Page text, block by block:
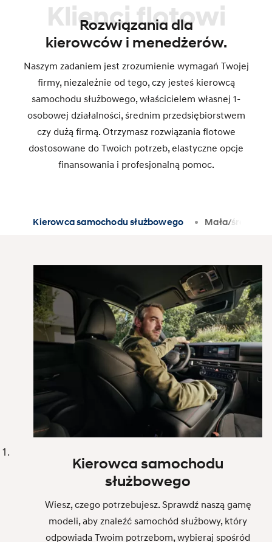
Klienci flotowi
Rozwiązania dla
kierowców i menedżerów.
Naszym zadaniem jest zrozumienie wymagań Twojej
firmy, niezależnie od tego, czy jesteś kierowcą
samochodu służbowego, właścicielem własnej 1-
osobowej działalności, średnim przedsiębiorstwem
czy dużą firmą. Otrzymasz rozwiązania flotowe
dostosowane do Twoich potrzeb, elastyczne opcje
finansowania i profesjonalną pomoc.
Kierowca samochodu służbowego Mała/średnia
Kierowca samochodu
służbowego
Wiesz, czego potrzebujesz. Sprawdź naszą gamę
modeli, aby znaleźć samochód służbowy, który
odpowiada Twoim potrzebom, wybieraj spośród